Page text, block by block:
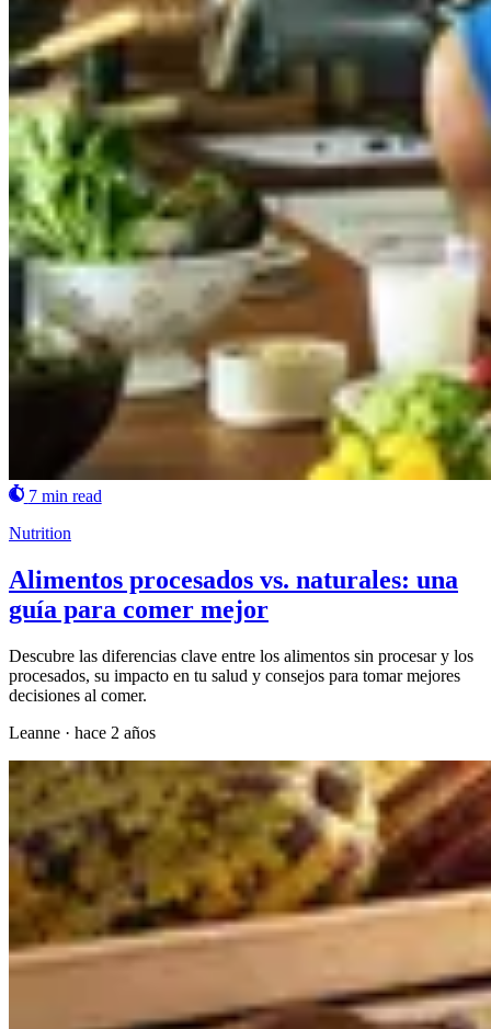
7 min read
Nutrition
Alimentos procesados vs. naturales: una
guía para comer mejor
Descubre las diferencias clave entre los alimentos sin procesar y los
procesados, su impacto en tu salud y consejos para tomar mejores
decisiones al comer.
Leanne · hace 2 años